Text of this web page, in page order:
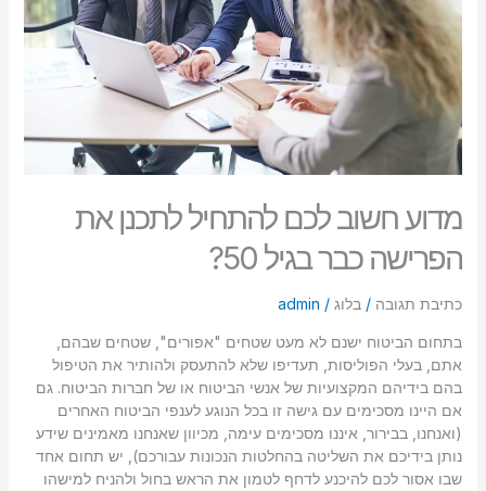
סמן קישורים
לאפס
את
כל
האפשרויות
cached
מדוע חשוב לכם להתחיל לתכנן את
הפרישה כבר בגיל 50?
כתיבת תגובה / בלוג/
admin
בתחום הביטוח ישנם לא מעט שטחים "אפורים", שטחים שבהם,
אתם, בעלי הפוליסות, תעדיפו שלא להתעסק ולהותיר את הטיפול
בהם בידיהם המקצועיות של אנשי הביטוח או של חברות הביטוח. גם
אם היינו מסכימים עם גישה זו בכל הנוגע לענפי הביטוח האחרים
(ואנחנו, בבירור, איננו מסכימים עימה, מכיוון שאנחנו מאמינים שידע
נותן בידיכם את השליטה בהחלטות הנכונות עבורכם), יש תחום אחד
שבו אסור לכם להיכנע לדחף לטמון את הראש בחול ולהניח למישהו
את
הפרישה
כבר
בגיל
50?